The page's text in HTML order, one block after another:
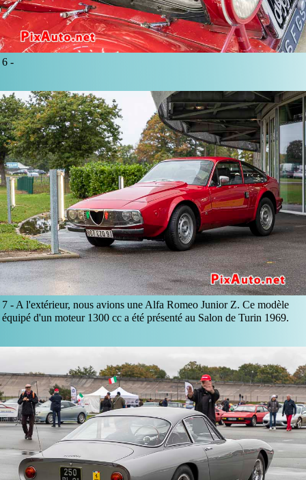
6 -
7 - A l'extérieur, nous avions une Alfa Romeo Junior Z. Ce modèle
équipé d'un moteur 1300 cc a été présenté au Salon de Turin 1969.